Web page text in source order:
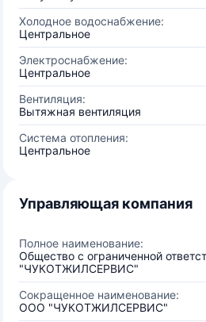
Холодное водоснабжение:
Центральное
Электроснабжение:
Центральное
Вентиляция:
Вытяжная вентиляция
Система отопления:
Центральное
Управляющая компания
Полное наименование:
Общество с ограниченной
"ЧУКОТЖИЛСЕРВИС"
Сокращенное наименование:
ООО "ЧУКОТЖИЛСЕРВИС"